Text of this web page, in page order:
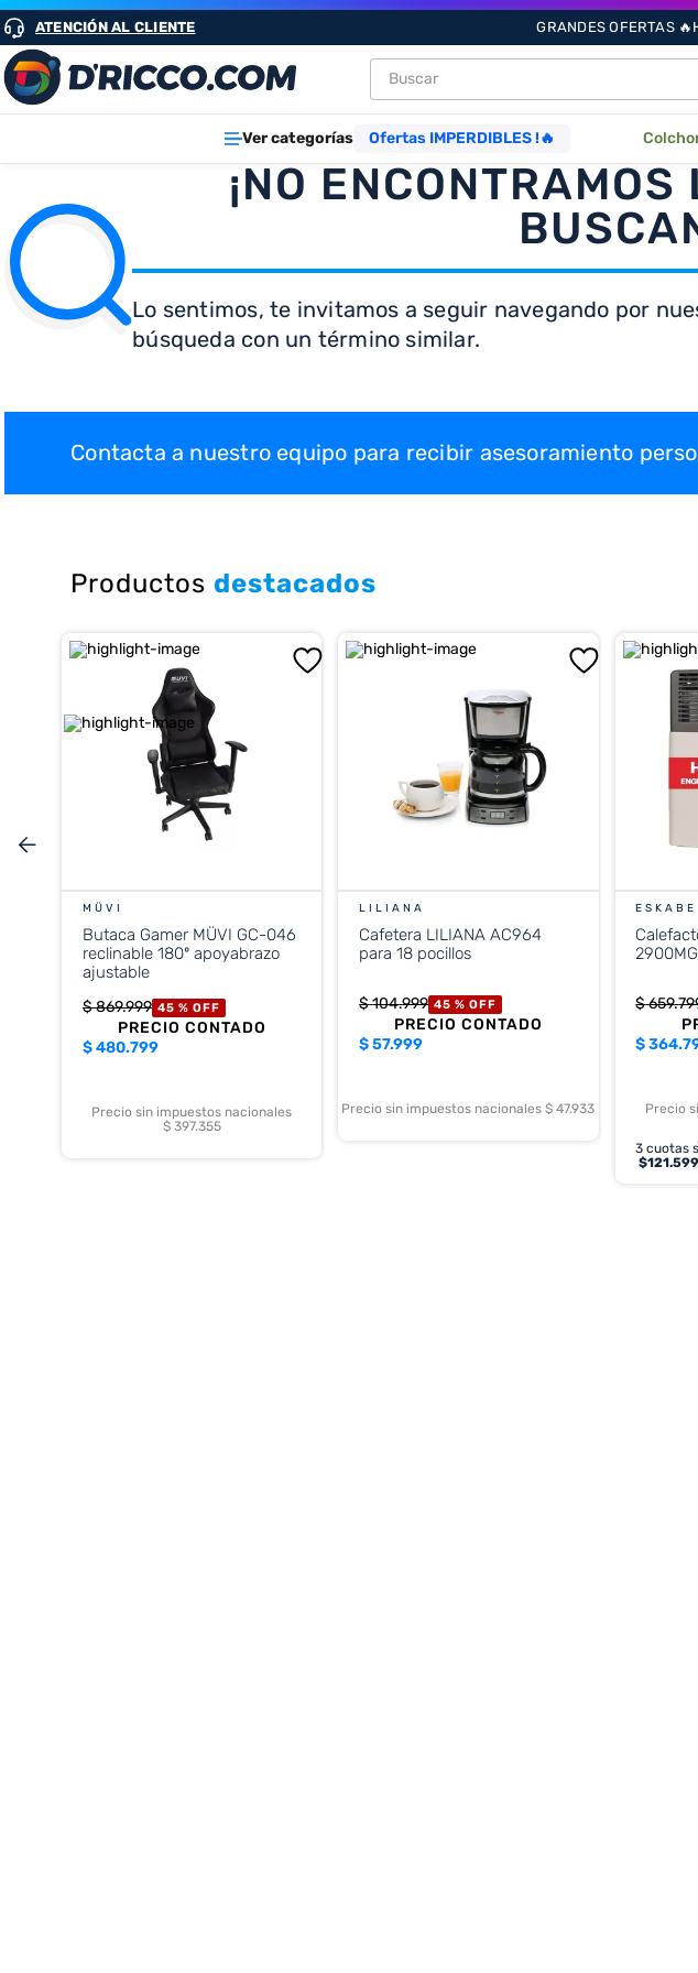
ATENCIÓN AL CLIENTE GRANDES OFERTAS
Buscar
Ver categorías Ofertas IMPERDIBLES !🔥
¡NO
Lo sentimos, te invitamos a seguir navegando por
búsqueda con un término similar.
Contacta a nuestro equipo para recibir asesoramiento
Productos destacados
MÜVI
Butaca Gamer MÜVI GC-046
reclinable 180º apoyabrazo
ajustable
$869.999 45 % OFF
PRECIO CONTADO
$480.799
Precio sin impuestos nacionales
$ 397.355
LILIANA
Cafetera LILIANA AC964
para 18 pocillos
$104.999 45 % OFF
PRECIO CONTADO
$57.999
Precio sin impuestos nacionales $ 47.933
ESKABE
$659.
$
Precio
3 cuotas
$
TÉRMINOS MÁS BUSCADOS
1. heladeras
2. lavarropas
4. cocinas
5 heladera
6